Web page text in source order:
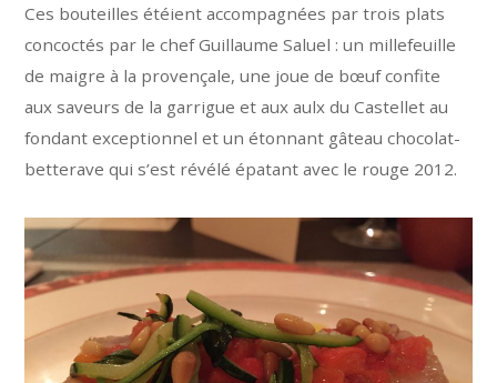
Ces bouteilles étéient accompagnées par trois plats
concoctés par le chef Guillaume Saluel : un millefeuille
de maigre à la provençale, une joue de bœuf confite
aux saveurs de la garrigue et aux aulx du Castellet au
fondant exceptionnel et un étonnant gâteau chocolat-
betterave qui s’est révélé épatant avec le rouge 2012.